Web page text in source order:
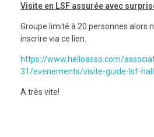
Visite en LSF assurée avec
Groupe limité à 20 personnes alors
inscrire via ce lien.
https://www.helloasso.com/
31/evenements/visite-guide-lsf-
A très vite!